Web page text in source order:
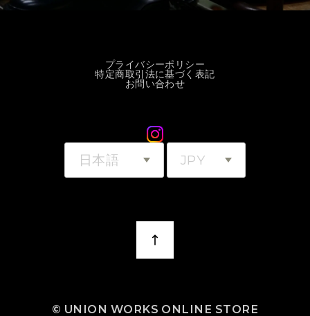
プライバシーポリシー
特定商取引法に基づく表記
お問い合わせ
©︎ UNION WORKS ONLINE STORE